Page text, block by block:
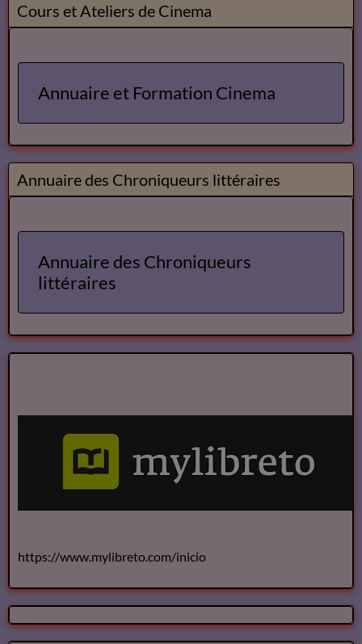
Cours et Ateliers de Cinema
Annuaire et Formation Cinema
Annuaire des Chroniqueurs littéraires
Annuaire des Chroniqueurs
littéraires
https://www.mylibreto.com/inicio